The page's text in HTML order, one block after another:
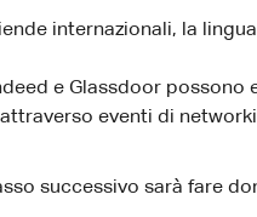
internazionali, la
e Glassdoor possono
eventi di
successivo sarà fare